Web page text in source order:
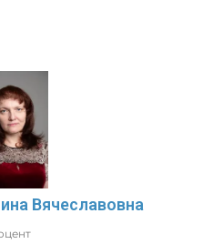
Вячеславовна